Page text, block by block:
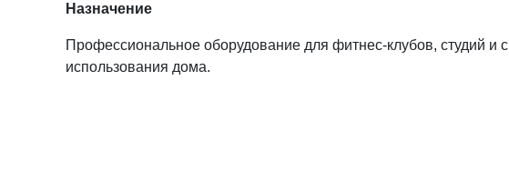
Назначение
Профессиональное оборудование для фитнес-клубов, студий и
использования дома.